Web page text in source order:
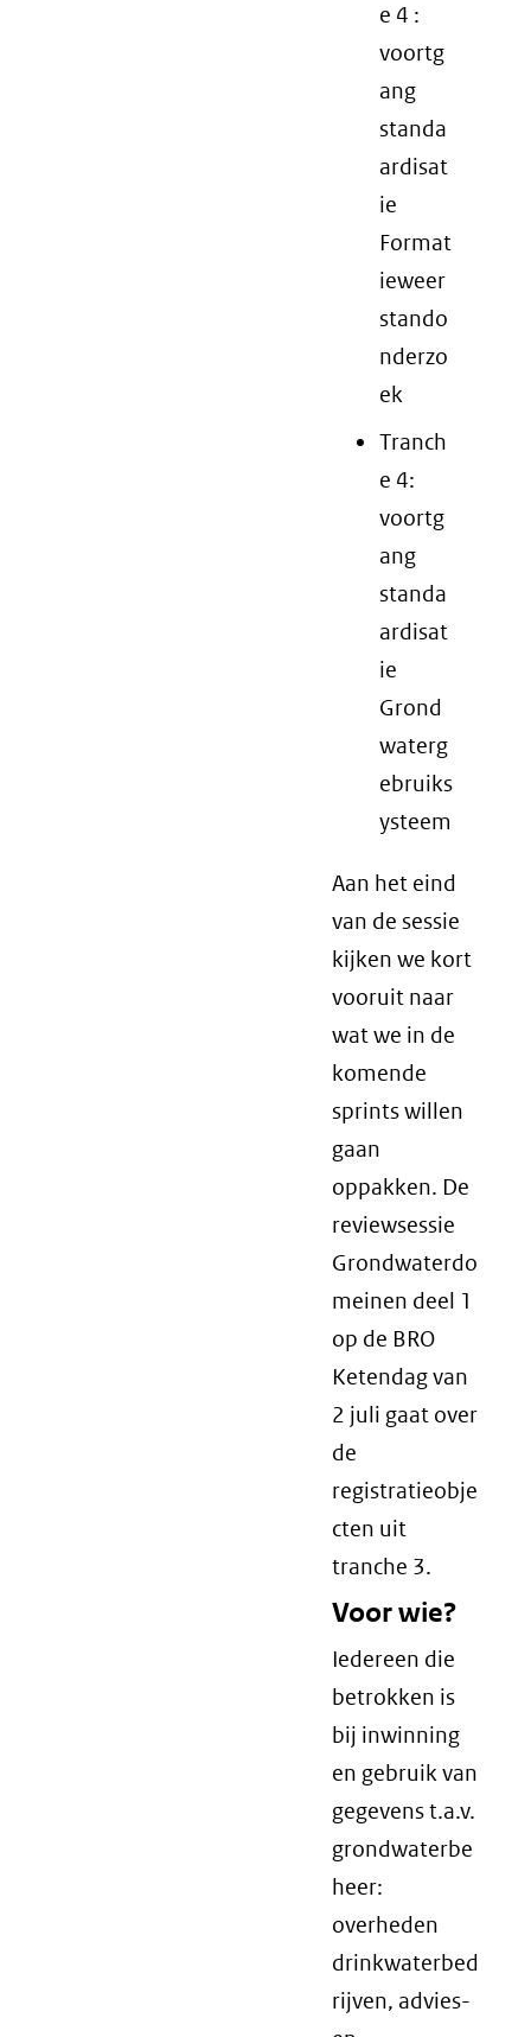
e 4 :
voortg
ang
standa
ardisat
ie
Format
ieweer
stando
nderzo
ek
Tranch
e 4:
voortg
ang
standa
ardisat
ie
Grond
waterg
ebruiks
ysteem
Aan het eind
van de sessie
kijken we kort
vooruit naar
wat we in de
komende
sprints willen
gaan
oppakken. De
reviewsessie
Grondwaterdo
meinen deel 1
op de BRO
Ketendag van
2 juli gaat over
de
registratieobje
cten uit
tranche 3.
Voor wie?
Iedereen die
betrokken is
bij inwinning
en gebruik van
gegevens t.a.v.
grondwaterbe
heer:
overheden
drinkwaterbed
rijven, advies-